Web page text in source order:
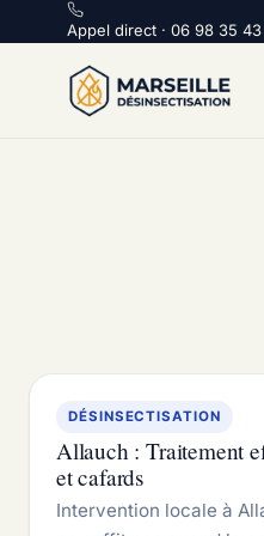
Appel direct :
Appel direct · 06 98 35
DÉSINSECTISATION
Allauch : Traitement
et cafards
Intervention locale à